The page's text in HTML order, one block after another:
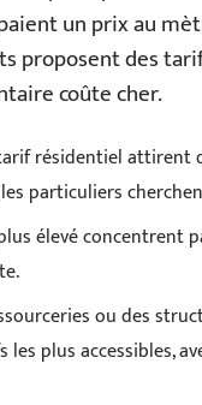
un prix au
proposent des
coûte cher.
résidentiel attirent
particuliers
élevé concentrent
ou des
plus accessibles,